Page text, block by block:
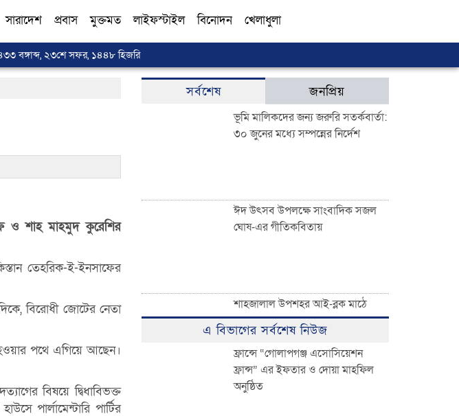
সারাদেশ প্রবাস মুক্তমত লাইফস্টাইল বিনোদন খেলাধুলা
বঙ্গাব্দ, ২৩শে সফর, ১৪৪৮ হিজরি
ও শাহ মাহমুদ কুরেশির
তেহরিক-ই-ইনসাফের
বিরোধী জোটের নেতা
হওয়ার পথে এগিয়ে আছেন।
বিষয়ে দ্বিধাবিভক্ত
পার্লামেন্টারি পার্টির
সর্বশেষ জনপ্রিয়
ভূমি মালিকদের জন্য জরুরি সতর্কবার্তা:
৩০ জুনের মধ্যে সম্পন্নের নির্দেশ
ঈদ উৎসব উপলক্ষে সাংবাদিক সজল
ঘোষ-এর গীতিকবিতায়
শাহজালাল উপশহর আই-ব্লক মাঠে
ঈদুল ফিতরের বিশাল জামাত অনুষ্ঠিত:
হাজারো মুসল্লির ঢল
০৩ নং দেওয়ান বাজার ইউনিয়নবাসী
এ বিভাগের সর্বশেষ নিউজ
ফ্রান্সে “গোলাপগঞ্জ এসোসিয়েশন
ফ্রান্স” এর ইফতার ও দোয়া মাহফিল
অনুষ্ঠিত